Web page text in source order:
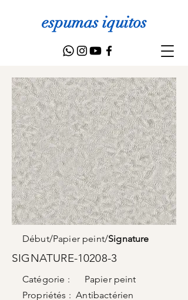
espumas iquitos
Début/Papier peint/Signature
SIGNATURE-10208-3
Catégorie : Papier peint
Propriétés : Antibactérien